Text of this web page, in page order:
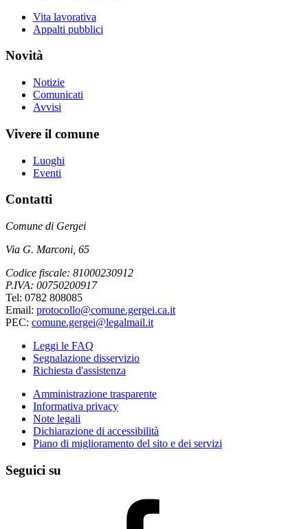
Vita lavorativa
Appalti pubblici
Novità
Notizie
Comunicati
Avvisi
Vivere il comune
Luoghi
Eventi
Contatti
Comune di Gergei
Via G. Marconi, 65
Codice fiscale: 81000230912
P.IVA: 00750200917
Tel: 0782 808085
Email: protocollo@comune.gergei.ca.it
PEC: comune.gergei@legalmail.it
Leggi le FAQ
Segnalazione disservizio
Richiesta d'assistenza
Amministrazione trasparente
Informativa privacy
Note legali
Dichiarazione di accessibilità
Piano di miglioramento del sito e dei servizi
Seguici su